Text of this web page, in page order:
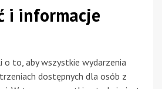
i informacje
o to, aby wszystkie wydarzenia
dostępnych dla osób z